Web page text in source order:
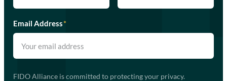
Email Address*
FIDO Alliance is committed to protecting your privacy.